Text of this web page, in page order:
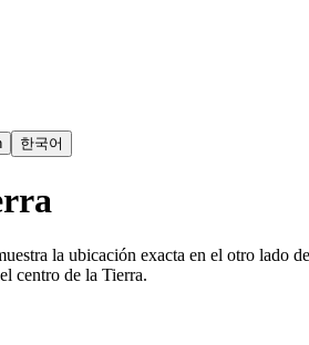
한국어
la ubicación exacta en el otro lado
centro de la Tierra.